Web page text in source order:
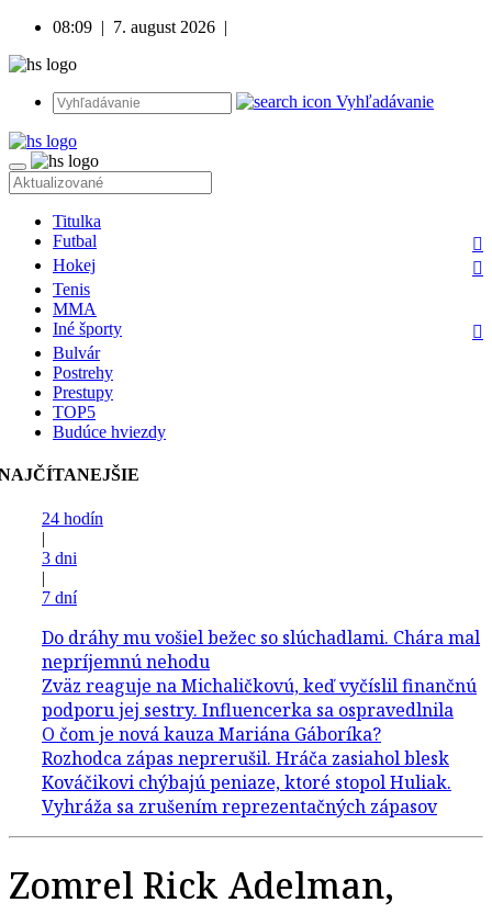
08:09 | 7. august 2026 |
Vyhľadávanie
Titulka
Futbal
Hokej
Tenis
MMA
Iné športy
Bulvár
Postrehy
Prestupy
TOP5
Budúce hviezdy
24 hodín
|
3 dni
|
7 dní
Zomrel Rick Adelman,